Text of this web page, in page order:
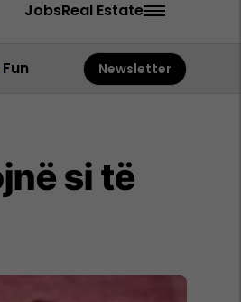
JobsReal Estate
Fun Newsletter
si të